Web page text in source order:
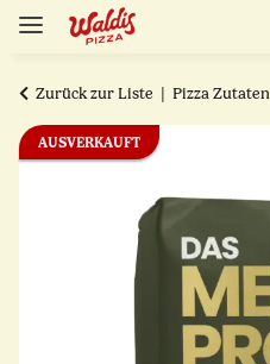
Zurück zur Liste Pizza Zutaten
AUSVERKAUFT